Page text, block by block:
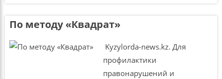
По методу «Квадрат»
Kyzylorda-news.kz. Для
профилактики
правонарушений и